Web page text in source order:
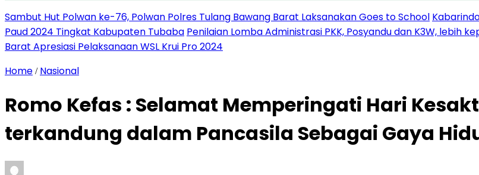
Sambut Hut Polwan ke-76, Polwan Polres Tulang Bawang Barat Laksanakan Goes to School
Paud 2024 Tingkat Kabupaten Tubaba Penilaian Lomba Administrasi PKK, Posyandu dan K3W, lebih
Barat Apresiasi Pelaksanaan WSL Krui Pro 2024
Home / Nasional
Romo Kefas : Selamat Memperingati Hari
terkandung dalam Pancasila Sebagai Gaya